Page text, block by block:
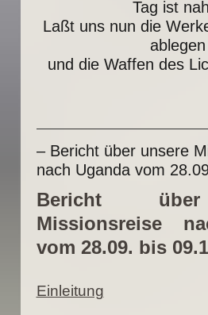
Tag ist
Laßt uns nun die
ablegen
und die Waffen des
– Bericht über unsere
nach Uganda vom
Bericht
Missionsreise
vom 28.09. bis
Einleitung